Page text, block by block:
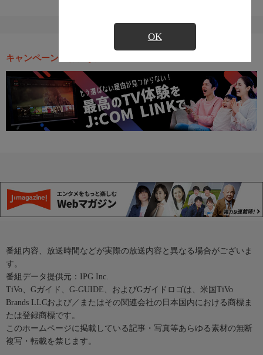
OK
キャンペーン・お得な情報
番組内容、放送時間などが実際の放送内容と異なる場合がございま
す。
番組データ提供元：IPG Inc.
TiVo、Gガイド、G-GUIDE、およびGガイドロゴは、米国TiVo
Brands LLCおよび／またはその関連会社の日本国内における商標ま
たは登録商標です。
このホームページに掲載している記事・写真等あらゆる素材の無断
複写・転載を禁じます。